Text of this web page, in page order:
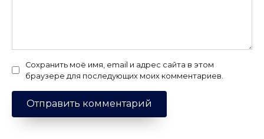
Сохранить моё имя, email и адрес сайта в этом
браузере для последующих моих комментариев.